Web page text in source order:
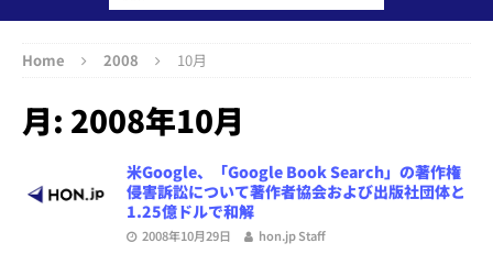
Home 2008 10月
月: 2008年10月
米Google、「Google Book Search」の著作権
侵害訴訟について著作者協会および出版社団体と
1.25億ドルで和解
2008年10月29日 hon.jp Staff